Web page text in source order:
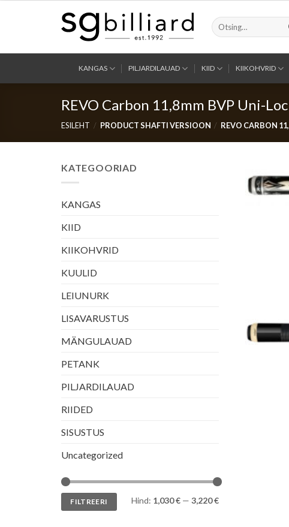
Otsi:
KANGAS PILJARDILAUAD KIID KIIKOHVRID
REVO Carbon 11,8mm BVP Uni-Loc
ESILEHT / PRODUCT SHAFTI VERSIOON / REVO CARBON
KATEGOORIAD
KANGAS
KIID
KIIKOHVRID
KUULID
LEIUNURK
LISAVARUSTUS
MÄNGULAUAD
PETANK
PILJARDILAUAD
RIIDED
SISUSTUS
Uncategorized
Minimaalne
hind
Maksimaalne
hindFILTREERI Hind: 1,030 €— 3,220 €